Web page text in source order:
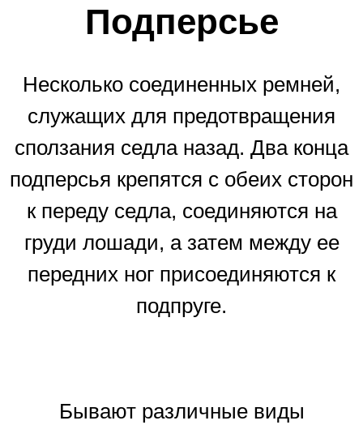
Подперсье
Несколько соединенных ремней,
служащих для предотвращения
сползания седла назад. Два конца
подперсья крепятся с обеих сторон
к переду седла, соединяются на
груди лошади, а затем между ее
передних ног присоединяются к
подпруге.
Бывают различные виды